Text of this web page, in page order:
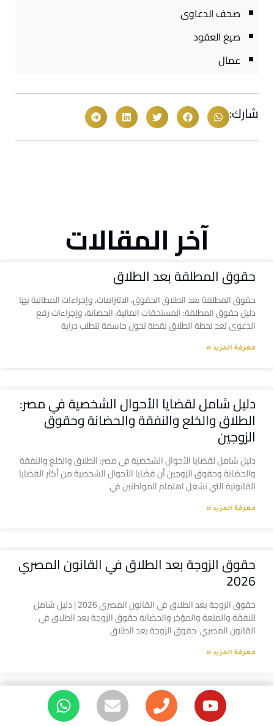
صحف الدعاوى
صيغ العقود
عمال
شارك:
آخر المقالات
حقوق المطلقة بعد الطلاق
حقوق المطلقة بعد الطلاق الحقوق، الالتزامات، وإجراءات المطالبة بها
دليل حقوق المطلقة: المستحقات المالية، الحضانة، وإجراءات رفع
الدعوى تعد لحظة الطلاق نقطة تحول حاسمة تتطلب دراية
معرفة المزيد »
دليل شامل لقضايا الأحوال الشخصية في مصر:
الطلاق والخلع والنفقة والحضانة وحقوق
الزوجين
دليل شامل لقضايا الأحوال الشخصية في مصر: الطلاق والخلع والنفقة
والحضانة وحقوق الزوجين أن قضايا الأحوال الشخصية من أكثر القضايا
القانونية التي تشغل اهتمام المواطنين في
معرفة المزيد »
حقوق الزوجة بعد الطلاق في القانون المصري
2026
حقوق الزوجة بعد الطلاق في القانون المصري 2026 | دليل شامل
للنفقة والمتعة والمؤخر والحضانة حقوق الزوجة بعد الطلاق في
القانون المصري حقوق الزوجة بعد الطلاق
معرفة المزيد »